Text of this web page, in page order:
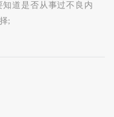
知道是否从事过不良内
;